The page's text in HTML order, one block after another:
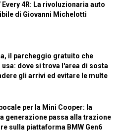
Every 4R: La rivoluzionaria auto
di Giovanni Michelotti
il parcheggio gratuito che
usa: dove si trova l'area di sosta
gli arrivi ed evitare le multe
per la Mini Cooper: la
generazione passa alla trazione
sulla piattaforma BMW Gen6